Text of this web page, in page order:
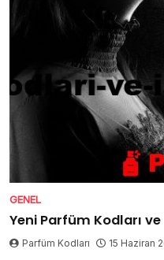
GENEL
Yeni Parfüm Kodları
Parfüm Kodları 15 Haziran